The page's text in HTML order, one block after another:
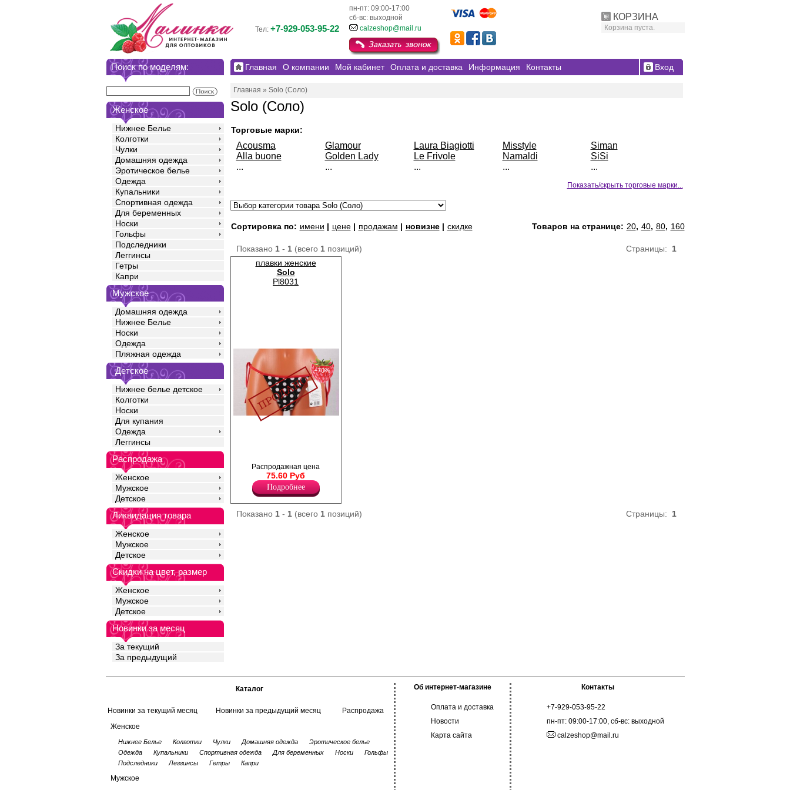
КОРЗИНА
Корзина пуста.
пн-пт: 09:00-17:00
сб-вс: выходной
Тел: +7-929-053-95-22 calzeshop@mail.ru
Поиск по моделям:
Женское
Нижнее Белье
Колготки
Чулки
Домашняя одежда
Эротическое белье
Одежда
Купальники
Спортивная одежда
Для беременных
Носки
Гольфы
Подследники
Леггинсы
Гетры
Капри
Мужское
Домашняя одежда
Нижнее Белье
Носки
Одежда
Пляжная одежда
Детское
Нижнее белье детское
Колготки
Носки
Для купания
Одежда
Леггинсы
Распродажа
Женское
Мужское
Детское
Ликвидация товара
Женское
Мужское
Детское
Скидки на цвет, размер
Женское
Мужское
Детское
Новинки за месяц
За текущий
За предыдущий
Главная О компании Мой кабинет Оплата и доставка Информация Контакты Вход
Главная » Solo (Соло)
Solo (Соло)
Торговые марки:
Acousma
Alla buone
...
Glamour
Golden Lady
...
Laura Biagiotti
Le Frivole
...
Misstyle
Namaldi
...
Siman
SiSi
...
Показать/скрыть торговые марки...
Сортировка по: имени | цене| продажам | новизне| скидке Товаров на странице: 20, 40, 80, 160
Страницы: 1
Показано 1- 1(всего 1позиций)
плавки женские
Solo
Pl8031
Плавки-стринги с завязками по бокам.
Лайкра 20%
−70%
Распродажная цена
75.60 Руб
Подробнее
Страницы: 1
Показано 1- 1(всего 1позиций)
Каталог
Новинки за текущий месяц Новинки за предыдущий месяц
Распродажа
Женское
Нижнее Белье Колготки Чулки Домашняя одежда
Эротическое белье
Одежда
Купальники Спортивная одежда Для беременных Носки
Гольфы
Подследники
Леггинсы Гетры Капри
Мужское
Об интернет-магазине
Оплата и доставка
Новости
Карта сайта
Контакты
+7-929-053-95-22
пн-пт: 09:00-17:00, сб-вс: выходной
calzeshop@mail.ru